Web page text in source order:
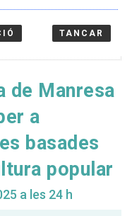
de Manresa
a
basades
popular
a les 24 h
TANCAR